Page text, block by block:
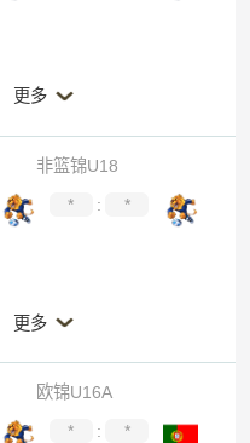
更多
非篮锦U18
* :
*
更多
欧锦U16A
* :
*